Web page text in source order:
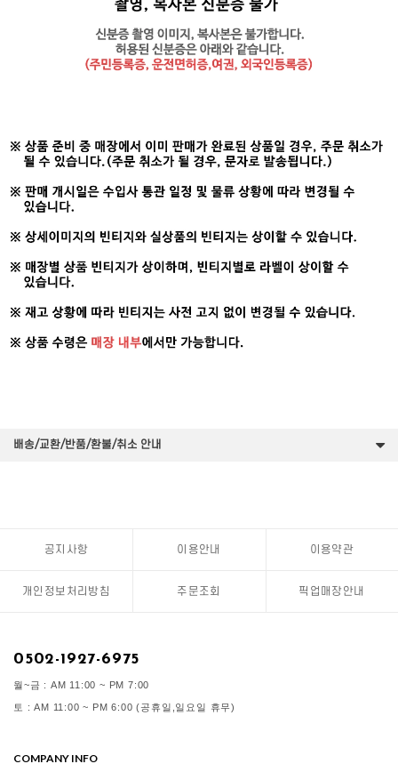
배송/교환/반품/환불/취소 안내
공지사항 이용안내 이용약관
개인정보처리방침 주문조회 픽업매장안내
0502-1927-6975
월~금 : AM 11:00 ~ PM 7:00
토 : AM 11:00 ~ PM 6:00 (공휴일,일요일 휴무)
COMPANY INFO